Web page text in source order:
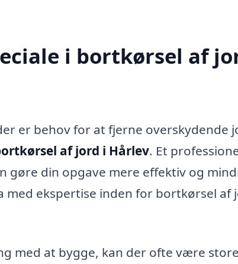
i bortkørsel af
er behov for at fjerne overskydende
af jord i Hårlev. Et
gøre din opgave mere effektiv og
med ekspertise inden for bortkørsel af
med at bygge, kan der ofte være store